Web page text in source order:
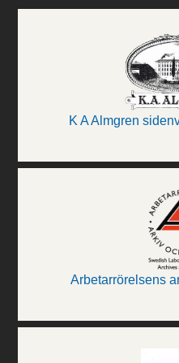
K A Almgren
Arbetarrörelsens